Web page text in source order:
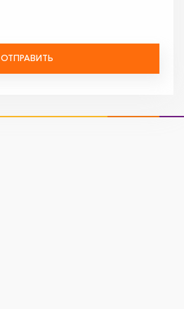
ОТПРАВИТЬ